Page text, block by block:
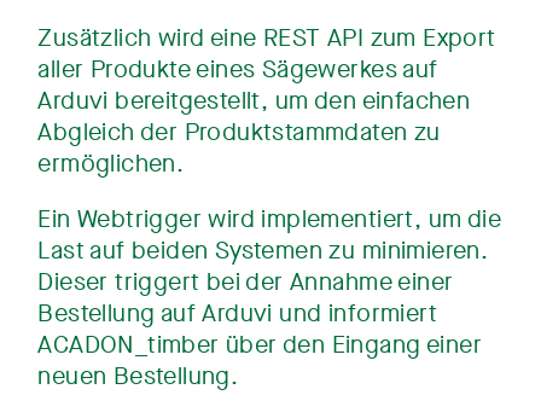
Zusätzlich wird eine REST API zum Export
aller Produkte eines Sägewerkes auf
Arduvi bereitgestellt, um den einfachen
Abgleich der Produktstammdaten zu
ermöglichen.
Ein Webtrigger wird implementiert, um die
Last auf beiden Systemen zu minimieren.
Dieser triggert bei der Annahme einer
Bestellung auf Arduvi und informiert
ACADON_timber über den Eingang einer
neuen Bestellung.